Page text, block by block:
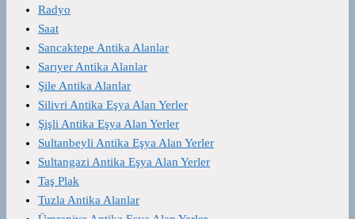
Radyo
Saat
Sancaktepe Antika Alanlar
Sarıyer Antika Alanlar
Şile Antika Alanlar
Silivri Antika Eşya Alan Yerler
Şişli Antika Eşya Alan Yerler
Sultanbeyli Antika Eşya Alan Yerler
Sultangazi Antika Eşya Alan Yerler
Taş Plak
Tuzla Antika Alanlar